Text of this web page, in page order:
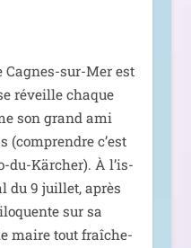
Cagnes-sur-Mer est
réveille chaque
son grand ami
(com­prendre c’est
du-Kärcher). À l’is­
du 9 juillet, après
sur sa
maire tout fraî­che­